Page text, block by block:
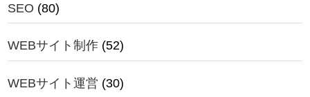
SEO (80)
WEBサイト制作 (52)
WEBサイト運営 (30)